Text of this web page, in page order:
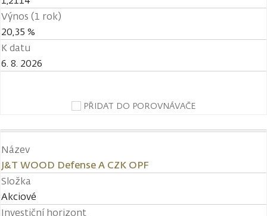
Výnos (1 rok)
20,35 %
K datu
6. 8. 2026
PŘIDAT DO POROVNÁVAČE
Název
J&T WOOD Defense A CZK OPF
Složka
Akciové
Investiční horizont